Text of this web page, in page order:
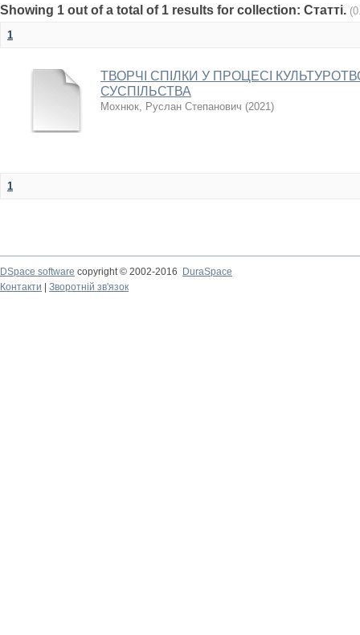
Showing 1 out of a total of 1 results for collection: Статті.
1
ТВОРЧІ СПІЛКИ У ПРОЦЕСІ
СУСПІЛЬСТВА
Мохнюк, Руслан Степанович (2021)
1
DSpace software copyright © 2002-2016
DuraSpace
Контакти
Зворотній зв'язок